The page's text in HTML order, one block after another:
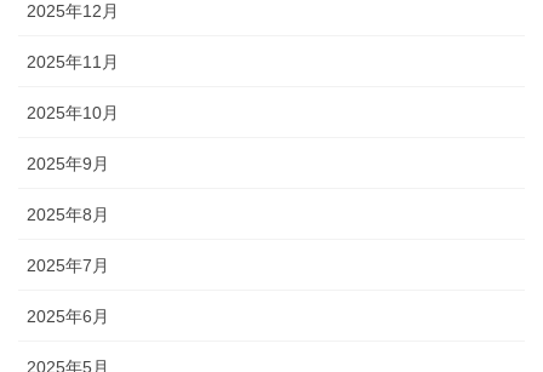
2025年12月
2025年11月
2025年10月
2025年9月
2025年8月
2025年7月
2025年6月
2025年5月